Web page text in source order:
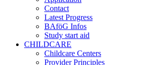
Contact
Latest Progress
BAföG Infos
Study start aid
CHILDCARE
Childcare Centers
Provider Principles